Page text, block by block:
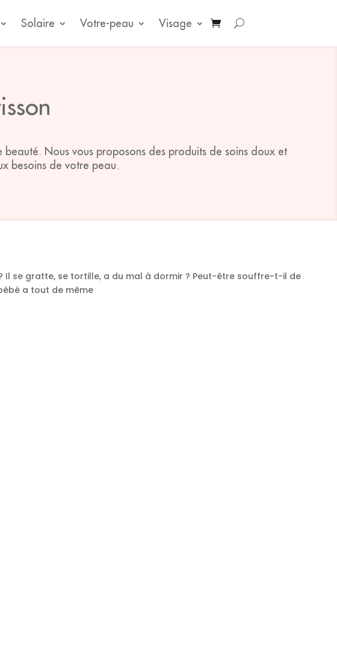
Solaire Votre-peau Visage
Nous vous proposons des produits de soins doux et
besoins de votre peau.
Il se gratte, se tortille, a du mal à dormir ? Peut-être souffre-t-il de
a tout de même